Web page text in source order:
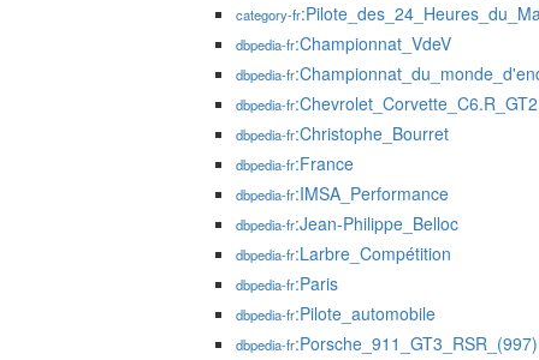
category-fr
dbpedia-fr:Championnat_VdeV
dbpedia-fr
dbpedia-fr:Chevrolet_Corvette_C6.R_GT2
dbpedia-fr:Christophe_Bourret
dbpedia-fr:France
dbpedia-fr:IMSA_Performance
dbpedia-fr:Jean-Philippe_Belloc
dbpedia-fr:Larbre_Compétition
dbpedia-fr:Paris
dbpedia-fr:Pilote_automobile
dbpedia-fr:Porsche_911_GT3_RSR_(997)